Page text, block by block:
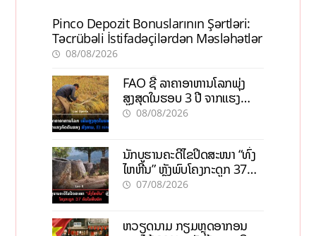
Pinco Depozit Bonuslarının Şərtləri:
Təcrübəli İstifadəçilərdən Məsləhətlər
08/08/2026
FAO ຊີ້ ລາຄາອາຫານໂລກພຸ່ງ
ສູງສຸດໃນຮອບ 3 ປີ ຈາກແຮງ
ກົດດັນຂອງສົງຄາມ, El nino
08/08/2026
ນັກບູຮານຄະດີໄຂປິດສະໜາ “ທົ່ງ
ໄຫຫີນ” ຫຼັງພົບໂຄງກະດູກ 37
ຄົນໃນຫີນຍັກ
07/08/2026
ຫວຽດນາມ ກຽມຫຼຸດອາກອນ